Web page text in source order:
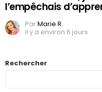
l’empêchais
ParMarie R.
il y a environ 6 jours
Rechercher